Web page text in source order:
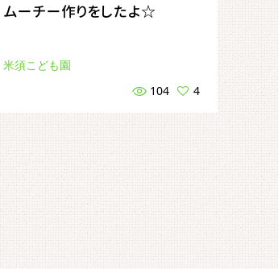
ムーチー作りをしたよ☆
米須こども園
104
4